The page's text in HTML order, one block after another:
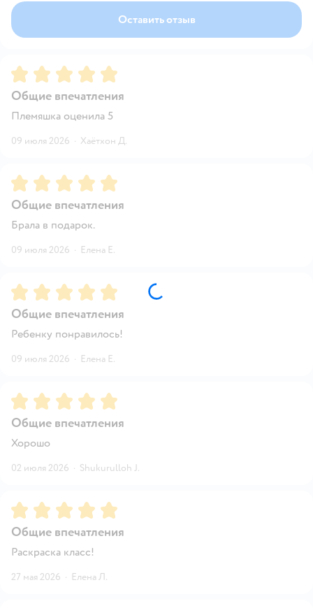
Оставить отзыв
Рейтинг:5
Общие впечатления
Племяшка оценила 5
09 июля 2026 · Хаётхон Д.
Рейтинг:5
Общие впечатления
Брала в подарок.
09 июля 2026 · Елена Е.
Рейтинг:5
Общие впечатления
Ребенку понравилось!
09 июля 2026 · Елена Е.
Рейтинг:5
Общие впечатления
Хорошо
02 июля 2026 · Shukurulloh J.
Рейтинг:5
Общие впечатления
Раскраска класс!
27 мая 2026 · Елена Л.